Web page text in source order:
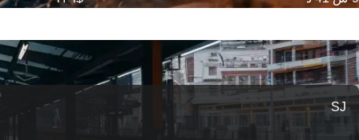
SJ